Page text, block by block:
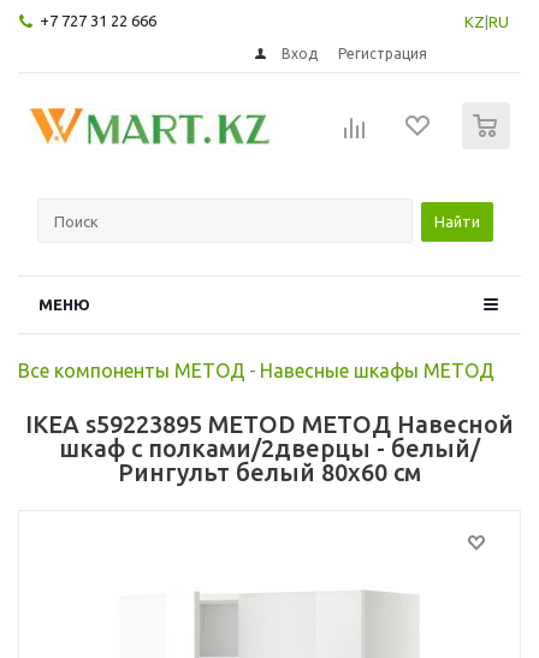
+7 727 31 22 666 KZ RU
Вход Регистрация
Найти
МЕНЮ
Все компоненты МЕТОД - Навесные шкафы МЕТОД
IKEA s59223895 METOD МЕТОД Навесной
шкаф с полками/2дверцы - белый/
Рингульт белый 80x60 см